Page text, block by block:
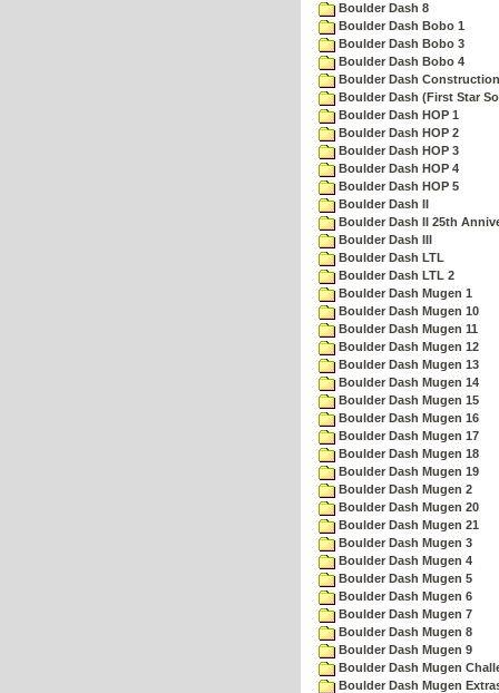
Boulder Dash 8
Boulder Dash Bobo 1
Boulder Dash Bobo 3
Boulder Dash Bobo 4
Boulder Dash
Boulder Dash (First Star
Boulder Dash HOP 1
Boulder Dash HOP 2
Boulder Dash HOP 3
Boulder Dash HOP 4
Boulder Dash HOP 5
Boulder Dash II
Boulder Dash II 25th
Boulder Dash III
Boulder Dash LTL
Boulder Dash LTL 2
Boulder Dash Mugen 1
Boulder Dash Mugen 10
Boulder Dash Mugen 11
Boulder Dash Mugen 12
Boulder Dash Mugen 13
Boulder Dash Mugen 14
Boulder Dash Mugen 15
Boulder Dash Mugen 16
Boulder Dash Mugen 17
Boulder Dash Mugen 18
Boulder Dash Mugen 19
Boulder Dash Mugen 2
Boulder Dash Mugen 20
Boulder Dash Mugen 21
Boulder Dash Mugen 3
Boulder Dash Mugen 4
Boulder Dash Mugen 5
Boulder Dash Mugen 6
Boulder Dash Mugen 7
Boulder Dash Mugen 8
Boulder Dash Mugen 9
Boulder Dash Mugen
Boulder Dash Mugen